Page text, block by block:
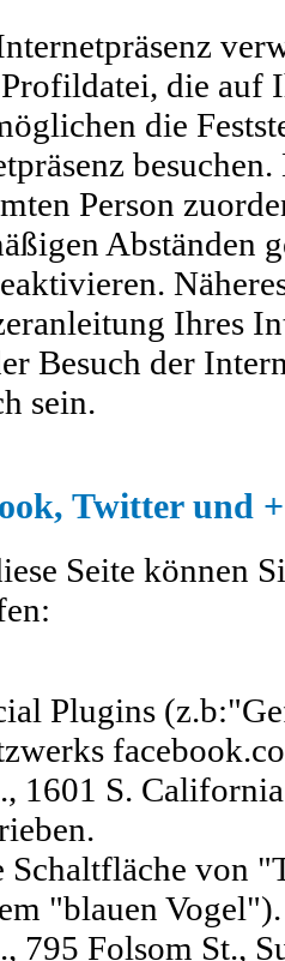
die auf
die
Person
Abständen
Ihres
Besuch der
sein.
Twitter und
Seite können
Plugins
1601 S.
Schaltfläche von
"blauen
795 Folsom St.,